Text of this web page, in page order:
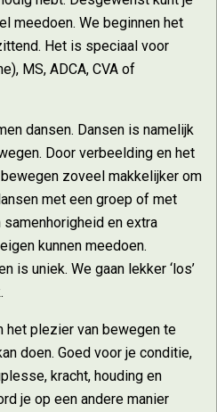
meedoen. We beginnen het
Het is speciaal voor
MS, ADCA, CVA of
dansen. Dansen is namelijk
Door verbeelding en het
zoveel makkelijker om
met een groep of met
en extra
kunnen meedoen.
is uniek. We gaan lekker ‘los’
het plezier van bewegen te
doen. Goed voor je conditie,
kracht, houding en
je op een andere manier